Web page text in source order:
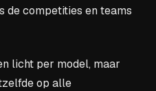
de competities en teams
licht per model, maar
op alle